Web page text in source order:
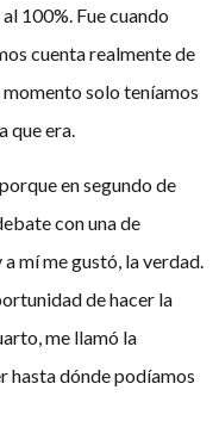
100%. Fue cuando
cuenta realmente de
momento solo teníamos
que era.
en segundo de
con una de
mí me gustó, la verdad.
de hacer la
me llamó la
hasta dónde podíamos